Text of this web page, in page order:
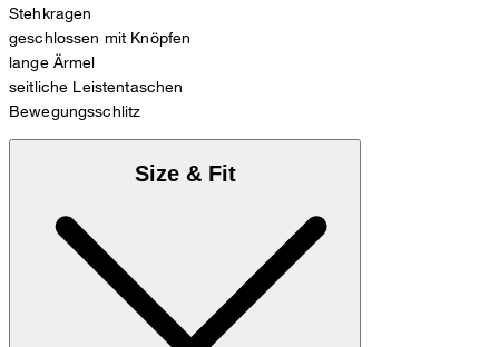
Stehkragen
geschlossen mit Knöpfen
lange Ärmel
seitliche Leistentaschen
Bewegungsschlitz
Size & Fit